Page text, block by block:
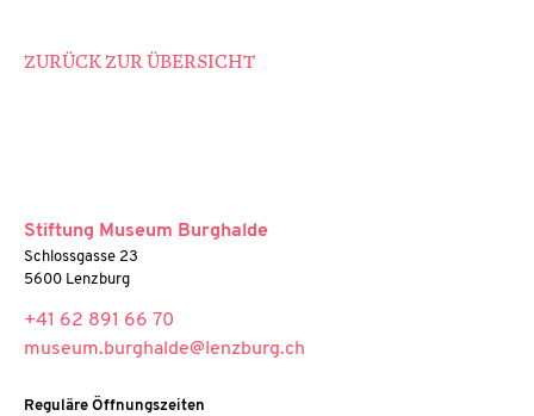
ZURÜCK ZUR ÜBERSICHT
Stiftung Museum Burghalde
Schlossgasse 23
5600 Lenzburg
+41 62 891 66 70
museum.burghalde@lenzburg.ch
Reguläre Öffnungszeiten